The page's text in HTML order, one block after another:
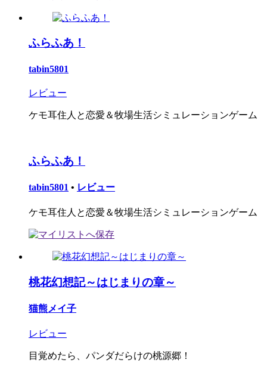
ふらふあ！
tabin5801
レビュー
ケモ耳住人と恋愛＆牧場生活シミュレーションゲーム
ふらふあ！
tabin5801 • レビュー
ケモ耳住人と恋愛＆牧場生活シミュレーションゲーム
桃花幻想記～はじまりの章～
猫熊メイ子
レビュー
目覚めたら、パンダだらけの桃源郷！